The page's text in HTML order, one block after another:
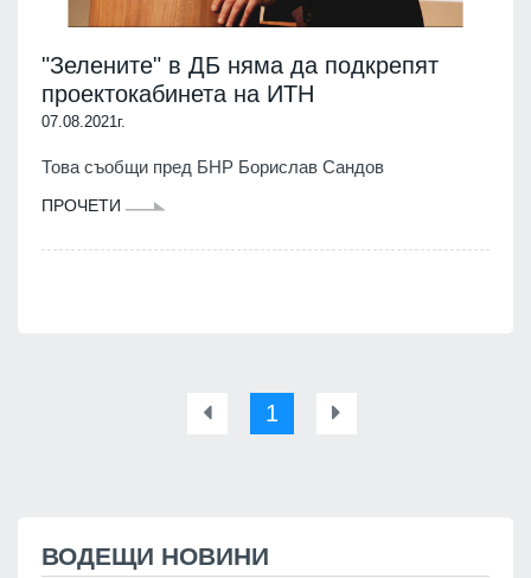
"Зелените" в ДБ няма да подкрепят
проектокабинета на ИТН
07.08.2021г.
Това съобщи пред БНР Борислав Сандов
ПРОЧЕТИ
1
ВОДЕЩИ НОВИНИ